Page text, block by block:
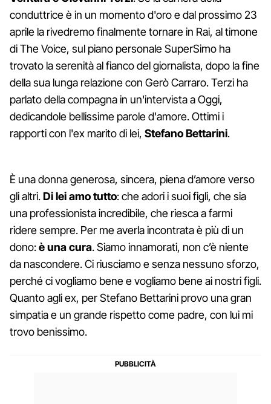
conduttrice è in un momento d'oro e dal prossimo 23
aprile la rivedremo finalmente tornare in Rai, al timone
di The Voice, sul piano personale SuperSimo ha
trovato la serenità al fianco del giornalista, dopo la fine
della sua lunga relazione con Gerò Carraro. Terzi ha
parlato della compagna in un'intervista a Oggi,
dedicandole bellissime parole d'amore. Ottimi i
rapporti con l'ex marito di lei, Stefano Bettarini.
È una donna generosa, sincera, piena d’amore verso
gli altri.Di lei amo tutto: che adori i suoi figli, che sia
una professionista incredibile, che riesca a farmi
ridere sempre. Per me averla incontrata è più di un
dono:è una cura. Siamo innamorati, non c’è niente
da nascondere. Ci riusciamo e senza nessuno sforzo,
perché ci vogliamo bene e vogliamo bene ai nostri figli.
Quanto agli ex, per Stefano Bettarini provo una gran
simpatia e un grande rispetto come padre, con lui mi
trovo benissimo.